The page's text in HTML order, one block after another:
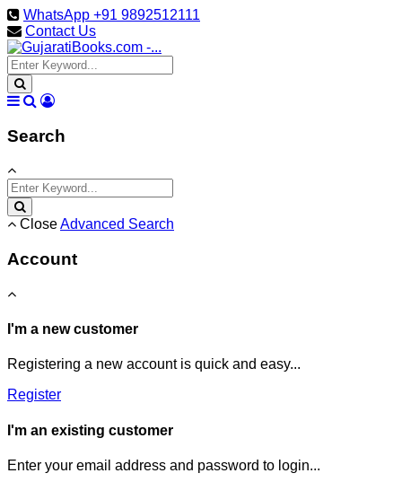
WhatsApp +91 9892512111
Contact Us
Search
CloseAdvanced Search
Account
I'm a new customer
Registering a new account is quick and easy...
Register
I'm an existing customer
Enter your email address and password to login...